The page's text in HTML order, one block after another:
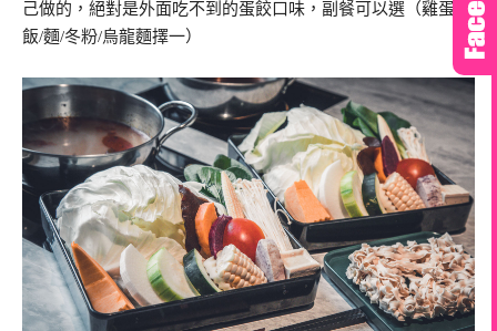
己做的，絕對是外面吃不到的蛋餃口味，副餐可以選（雞蛋/
飯/麵/冬粉/烏龍麵擇一）